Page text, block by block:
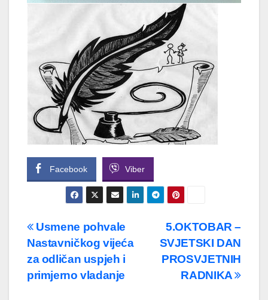
Facebook Viber
Navigacija
članaka
5.OKTOBAR –
SVJETSKI DAN
PROSVJETNIH
RADNIKA
Usmene pohvale
Nastavničkog vijeća
za odličan uspjeh i
primjerno vladanje